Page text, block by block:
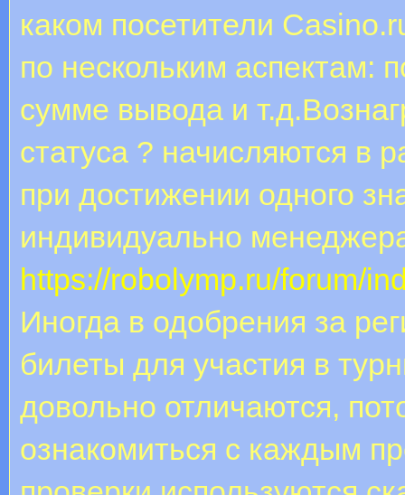
каком посетители
по нескольким аспектам:
сумме вывода и
статуса ? начисляются в
при достижении одного
индивидуально
https://robolymp.ru/forum/
Иногда в одобрения за
билеты для участия в
довольно отличаются,
ознакомиться с каждым